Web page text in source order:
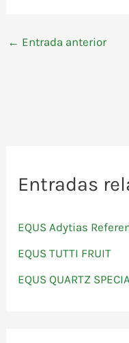
← Entrada anterior
Entradas
EQUS Adytias
EQUS TUTTI FRUIT
EQUS QUARTZ